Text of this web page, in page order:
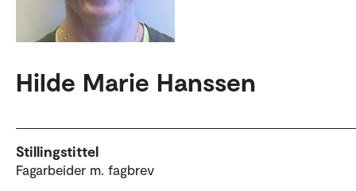
Hilde Marie Hanssen
Stillingstittel
Fagarbeider m. fagbrev